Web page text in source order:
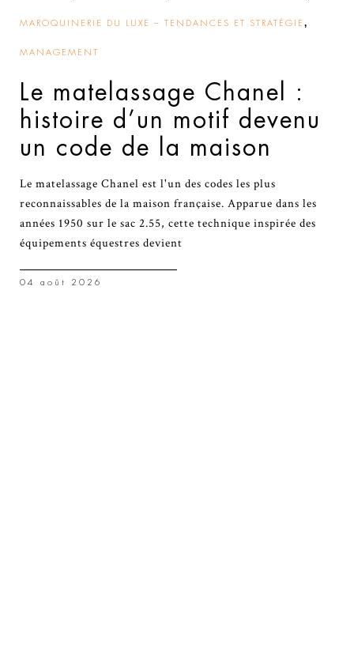
MAROQUINERIE DU LUXE – TENDANCES ET STRATÉGIE ,
MANAGEMENT
Le matelassage Chanel :
histoire d’un motif devenu
un code de la maison
Le matelassage Chanel est l'un des codes les plus
reconnaissables de la maison française. Apparue dans les
années 1950 sur le sac 2.55, cette technique inspirée des
équipements équestres devient
04 août 2026